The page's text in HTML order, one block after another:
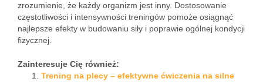
zrozumienie, że każdy organizm jest inny. Dostosowanie
częstotliwości i intensywności treningów pomoże osiągnąć
najlepsze efekty w budowaniu siły i poprawie ogólnej kondycji
fizycznej.
Zainteresuje Cię również:
Trening na plecy – efektywne ćwiczenia na silne